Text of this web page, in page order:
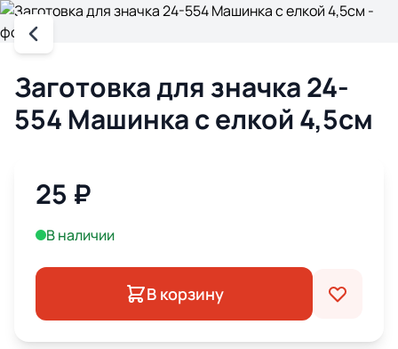
Заготовка для значка 24-
554 Машинка с елкой 4,5см
25 ₽
В наличии
В корзину